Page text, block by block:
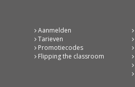
Aanmelden
Tarieven
Promotiecodes
Flipping the classroom